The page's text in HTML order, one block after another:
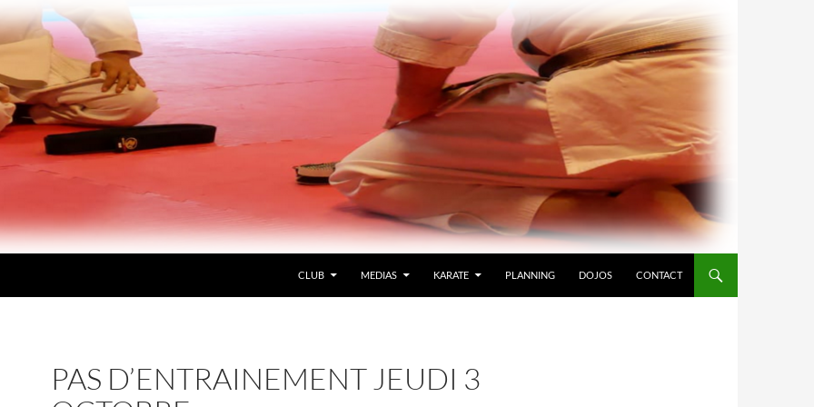
CLUB MEDIAS KARATE PLANNING DOJOS CONTACT
PAS D’ENTRAINEMENT JEUDI 3